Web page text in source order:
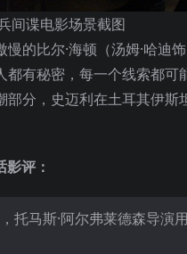
间谍电影场景截图
的比尔·海顿（汤姆·哈迪
有秘密，每一个线索都
分，史迈利在土耳其伊
评：
托马斯·阿尔弗莱德森导演